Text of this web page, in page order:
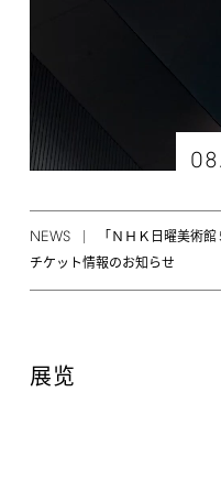
NEWS
「ＮＨＫ日曜美術
チケット情報のお知らせ
展览